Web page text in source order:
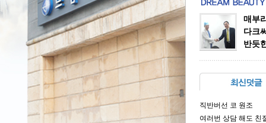
매부
다크
반듯
직반버선 코 원조
여러번 상담 해도 친